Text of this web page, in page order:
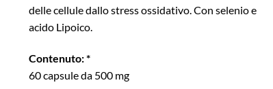
delle cellule dallo stress ossidativo. Con selenio e
acido Lipoico.
Contenuto: *
60 capsule da 500 mg